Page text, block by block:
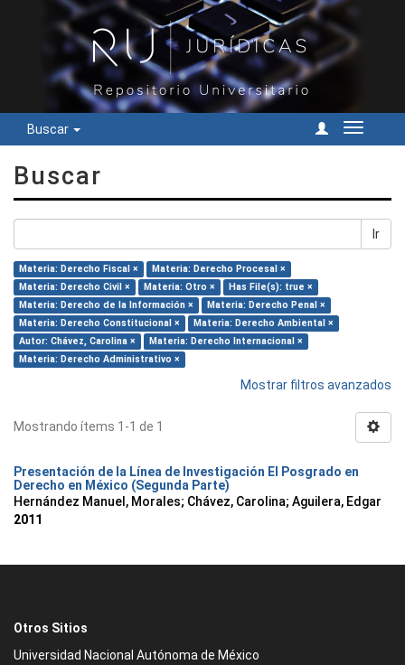
Buscar
Cambiar
Buscar
Ir
Materia: Derecho Fiscal ×
Materia: Derecho Procesal ×
Materia: Derecho Civil ×
Materia: Otro ×
Has File(s): true ×
Materia: Derecho de la Información ×
Materia: Derecho Penal ×
Materia: Derecho Constitucional ×
Materia: Derecho Ambiental ×
Autor: Chávez, Carolina ×
Materia: Derecho Internacional ×
Materia: Derecho Administrativo ×
Mostrar filtros avanzados
Mostrando ítems 1-1 de 1
Presentación de la Línea de Investigación El Posgrado en
Derecho en México (Segunda Parte)
Hernández Manuel, Morales; Chávez, Carolina; Aguilera, Edgar
2011
Otros Sitios
Universidad Nacional Autónoma de México